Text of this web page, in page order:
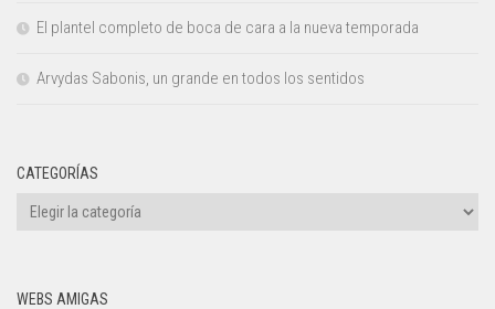
El plantel completo de boca de cara a la nueva temporada
Arvydas Sabonis, un grande en todos los sentidos
CATEGORÍAS
Categorías
WEBS AMIGAS